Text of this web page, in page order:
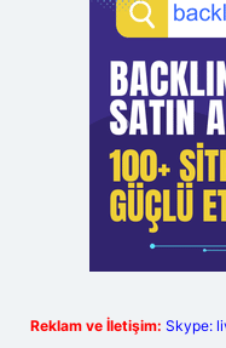
Reklam ve İletişim: Skype: